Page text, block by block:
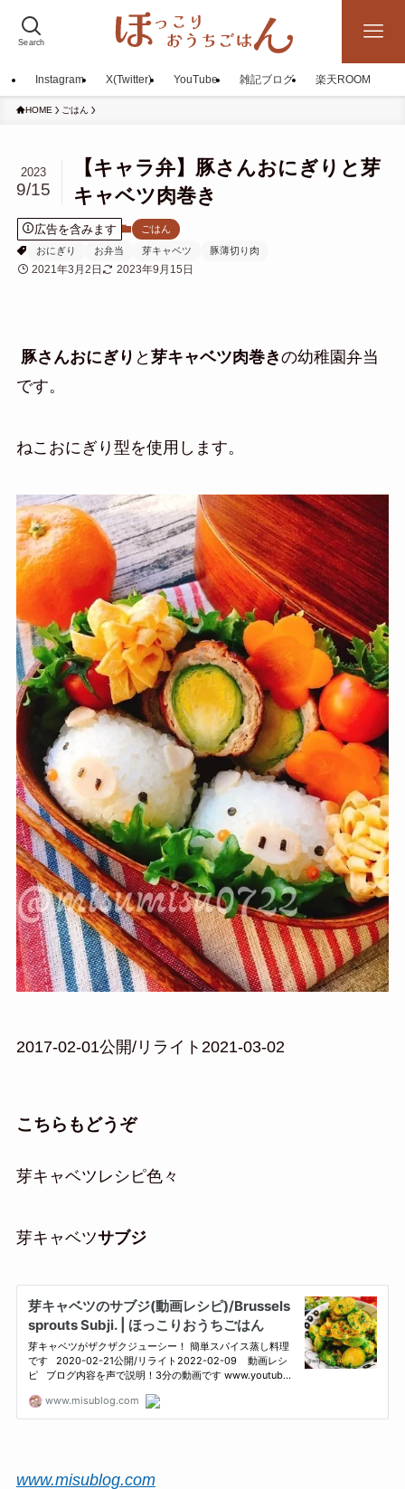
Search
Instagram X(Twitter) YouTube 雑記ブログ 楽天ROOM
HOME ごはん
【キャラ弁】豚さんおにぎりと芽
キャベツ肉巻き
2023
9/15
広告を含みます
ごはん
おにぎり
お弁当 芽キャベツ 豚薄切り肉
2021年3月2日 2023年9月15日
豚さんおにぎり と 芽キャベツ肉巻きの幼稚園弁当
です。
ねこおにぎり型を使用します。
2017-02-01公開/リライト2021-03-02
こちらもどうぞ
芽キャベツレシピ色々
芽キャベツサブジ
www.misublog.com